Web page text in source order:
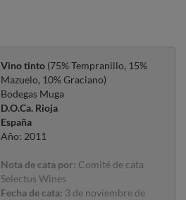
Vino tinto (75% Tempranillo, 15%
Mazuelo, 10% Graciano)
Bodegas Muga
D.O.Ca. Rioja
España
Año: 2011
Nota de cata por: Comité de cata
Selectus Wines
Fecha de cata: 3 de noviembre de